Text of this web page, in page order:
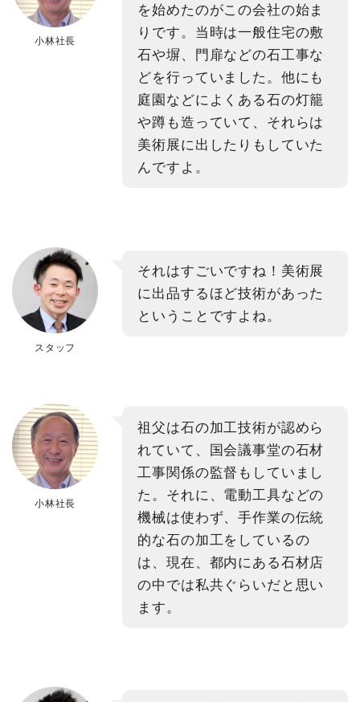
小林社長
を始めたのがこの会社の始ま
りです。当時は一般住宅の敷
石や塀、門扉などの石工事な
どを行っていました。他にも
庭園などによくある石の灯籠
や蹲も造っていて、それらは
美術展に出したりもしていた
んですよ。
スタッフ
それはすごいですね！美術展
に出品するほど技術があった
ということですよね。
小林社長
祖父は石の加工技術が認めら
れていて、国会議事堂の石材
工事関係の監督もしていまし
た。それに、電動工具などの
機械は使わず、手作業の伝統
的な石の加工をしているの
は、現在、都内にある石材店
の中では私共ぐらいだと思い
ます。